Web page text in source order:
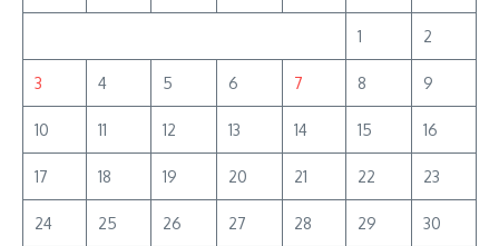
1 2
3 4 5 6 7 8 9
10 11 12 13 14 15 16
17 18 19 20 21 22 23
24 25 26 27 28 29 30